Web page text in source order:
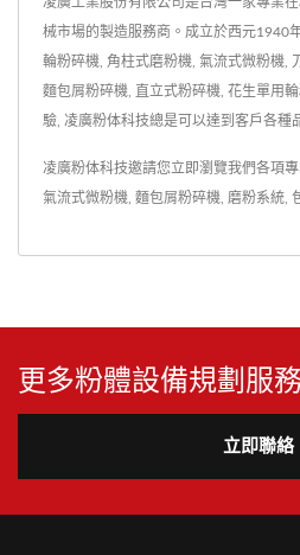
械市場的製造服務商。成立於西元1940
輪粉碎機, 角柱式磨粉機, 氣流式微粉機,
麵包屑粉碎機, 直立式粉碎機, 花生單用
驗, 凌廣粉体科技總是可以達到客戶各種
凌廣粉体科技邀請您立即瀏覽我們各項
氣流式微粉機 麵包屑粉碎機 磨粉系統
更多粉體設備規劃服
立即聯絡